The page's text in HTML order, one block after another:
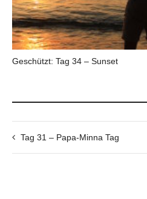
Geschützt: Tag 34 – Sunset
Tag 31 – Papa-Minna Tag